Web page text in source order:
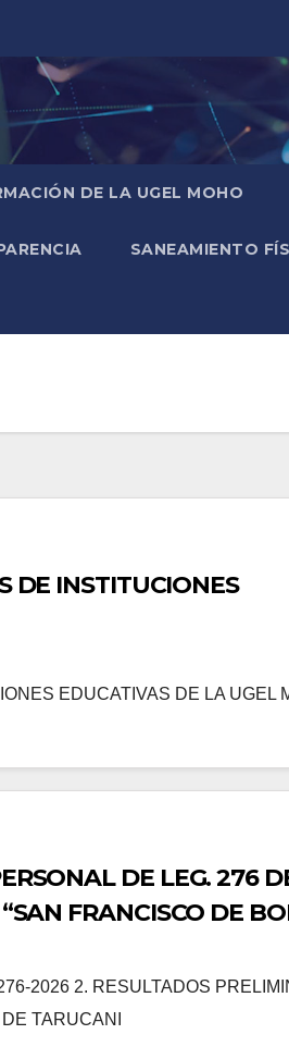
DE LA UGEL MOHO
SANEAMIENTO
EDUCATIVAS DE LA UGEL
DE LEG. 276
FRANCISCO DE
2026 2. RESULTADOS
TARUCANI